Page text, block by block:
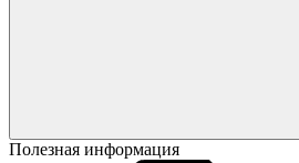
Полезная информация